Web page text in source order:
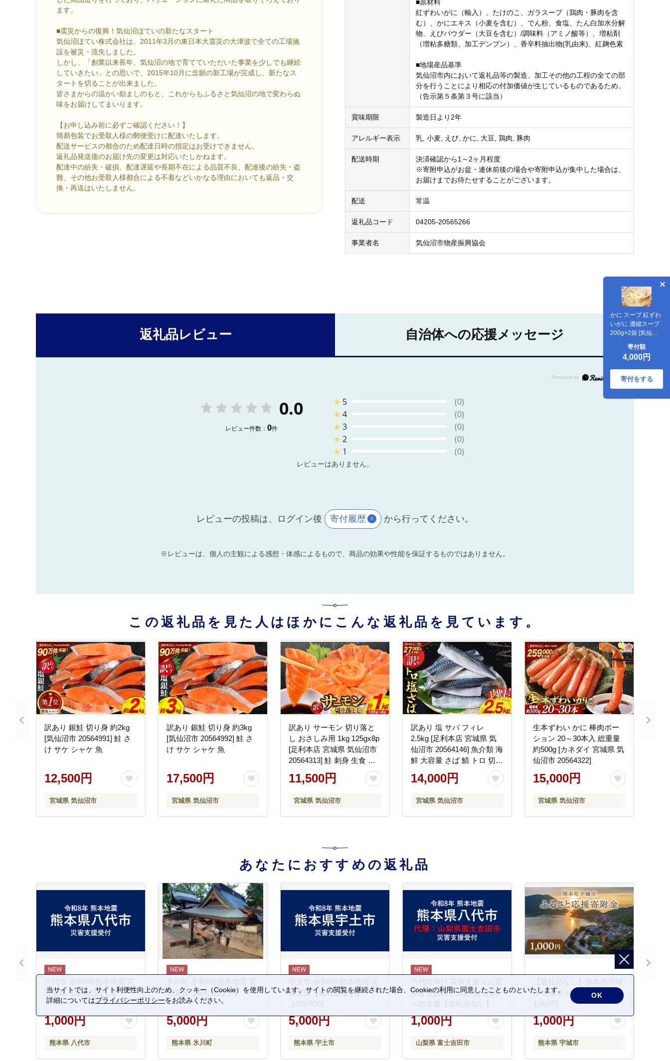
ます。
■震災からの復興！気仙沼ほていの新たなスタート
気仙沼ほてい株式会社は、2011年3月の東日本大震災の大津波で全ての工場施
設を被災・流失しました。
しかし、「創業以来長年、気仙沼の地で育てていただいた事業を少しでも継続
していきたい」との思いで、2015年10月に念願の新工場が完成し、新たなス
タートを切ることが出来ました。
皆さまからの温かい励ましのもと、これからもふるさと気仙沼の地で変わらぬ
味をお届けしてまいります。
【お申し込み前に必ずご確認ください！】
簡易包装でお受取人様の郵便受けに配達いたします。
配送サービスの都合のため配達日時の指定はお受けできません。
返礼品発送後のお届け先の変更は対応いたしかねます。
配達中の紛失・破損、配達遅延や長期不在による品質不良、配達後の紛失・盗
難、その他お受取人様都合による不着などいかなる理由においても返品・交
換・再送はいたしません。
かに スープ 紅ずわ
いがに 濃縮スープ
200g×2袋 [気仙沼
城県 気仙沼市
20565266] レトル
ト 手軽 ほてい 蟹
カニ ズワイガニ 常
温 長期保存 備蓄
寄付額
4,000円
寄付をする
■原材料
紅ずわいがに（輸入）、たけのこ、ガラスープ（鶏肉・豚肉を含
む）、かにエキス（小麦を含む）、でん粉、食塩、たん白加水分解
物、えびパウダー（大豆を含む）/調味料（アミノ酸等）、増粘剤
（増粘多糖類、加工デンプン）、香辛料抽出物(乳由来)、紅麹色素
■地場産品基準
気仙沼市内において返礼品等の製造、加工その他の工程の全ての部
分を行うことにより相応の付加価値が生じているものであるため。
（告示第５条第３号に該当）
賞味期限 製造日より2年
アレルギー表示 乳, 小麦, えび, かに, 大豆, 鶏肉, 豚肉
配送時期
決済確認から1～2ヶ月程度
※寄附申込がお盆・連休前後の場合や寄附申込が集中した場合は、
お届けまでお待たせすることがございます。
配送 常温
返礼品コード 04205-20565266
事業者名 気仙沼市物産振興協会
返礼品レビュー 自治体への応援メッセージ
0.0
レビュー件数： 0件
★ 5
(0)
★4
(0)
★3
(0)
★2
(0)
★ 1 (0)
レビューはありません。
レビューの投稿は、ログイン後 寄付履歴 から行ってください。
※レビューは、個人の主観による感想・体感によるもので、商品の効果や性能を保証するものではありません。
この返礼品を見た人はほかにこんな返礼品を見ています。
訳あり 銀鮭 切り身 約2kg
[気仙沼市 20564991] 鮭 さ
け サケ シャケ 魚
12,500円
宮城県 気仙沼市
訳あり 銀鮭 切り身 約3kg
[気仙沼市 20564992] 鮭 さ
け サケ シャケ 魚
17,500円
宮城県 気仙沼市
訳あり サーモン 切り落と
し おさしみ用 1kg 125gx8p
[足利本店 宮城県 気仙沼市
20564313] 鮭 刺身 生食 個
包装 チリ銀鮭 海鮮 魚介
11,500円
宮城県 気仙沼市
訳あり 塩 サバ フィレ
2.5kg [足利本店 宮城県 気
仙沼市 20564146] 魚介類 海
鮮 大容量 さば 鯖 トロ 切り
14,000円
宮城県 気仙沼市
生本ずわい かに 棒肉ポー
ション 20～30本入 総重量
約500g [カネダイ 宮城県 気
仙沼市 20564322]
15,000円
宮城県 気仙沼市
あなたにおすすめの返礼品
八代市 令和8年熊本地震 災
害支援【返礼品なし】
1,000円
熊本県 八代市
氷川町 令和8年熊本地震 災
害支援【返礼品なし】
5,000円
熊本県 氷川町
宇土市 令和8年熊本地震 災
害支援【返礼品なし】
_U00-0001
5,000円
熊本県 宇土市
八代市向け 災害支援※山梨
県富士吉田市による八代市
への支援【返礼品なし】
1,000円
山梨県 富士吉田市
【返礼品なし】熊本県宇城
市 ふるさと応援寄附金
1,000円
1,000円
熊本県 宇城市
当サイトでは、サイト利便性向上のため、クッキー（Cookie）を使用しています。サイトの閲覧を継続された場合、Cookieの利用に同意したことものといたします。
詳細についてはプライバシーポリシーをお読みください。
OK